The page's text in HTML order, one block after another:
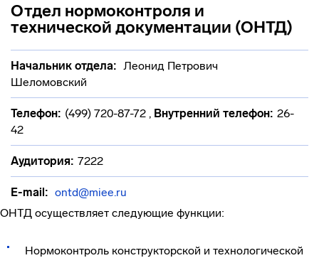
Отдел нормоконтроля и
технической документации (ОНТД)
Начальник отдела: Леонид Петрович
Шеломовский
Телефон: (499) 720-87-72 , Внутренний телефон: 26-
42
Аудитория: 7222
E-mail: ontd@miee.ru
ОНТД осуществляет следующие функции:
Нормоконтроль конструкторской и технологической